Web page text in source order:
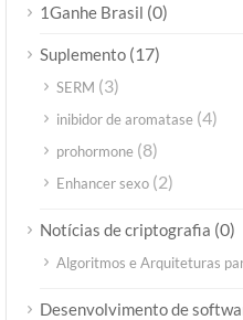
1Ganhe Brasil (0)
Suplemento (17)
SERM (3)
inibidor de aromatase (4)
prohormone (8)
Enhancer sexo (2)
Notícias de criptografia (0)
Algoritmos e Arquiteturas
Desenvolvimento de